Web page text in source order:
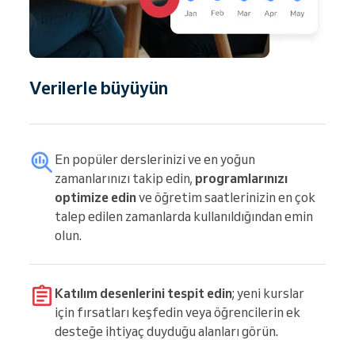
Verilerle büyüyün
En popüler derslerinizi ve en yoğun
zamanlarınızı takip edin, programlarınızı
optimize edinve öğretim saatlerinizin en çok
talep edilen zamanlarda kullanıldığından emin
olun.
Katılım desenlerini tespit edin; yeni kurslar
için fırsatları keşfedin veya öğrencilerin ek
desteğe ihtiyaç duyduğu alanları görün.